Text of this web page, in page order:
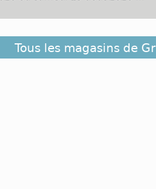
liste ci-dessous les magasins
Ils sont classés du plus
Tous les magasins de